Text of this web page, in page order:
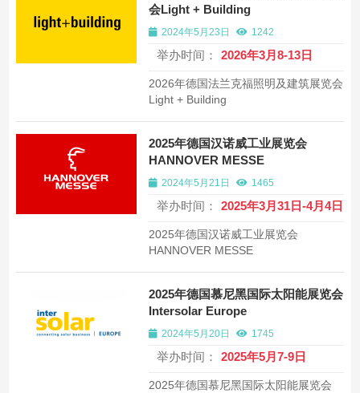
会Light + Building
2024年5月23日 1242
举办时间： 2026年3月8-13日
2026年德国法兰克福照明及建筑展览会
Light + Building
2025年德国汉诺威工业展览会
HANNOVER MESSE
2024年5月21日 1465
举办时间： 2025年3月31日-4月4日
2025年德国汉诺威工业展览会
HANNOVER MESSE
2025年德国慕尼黑国际太阳能展览会
Intersolar Europe
2024年5月20日 1745
举办时间： 2025年5月7-9日
2025年德国慕尼黑国际太阳能展览会